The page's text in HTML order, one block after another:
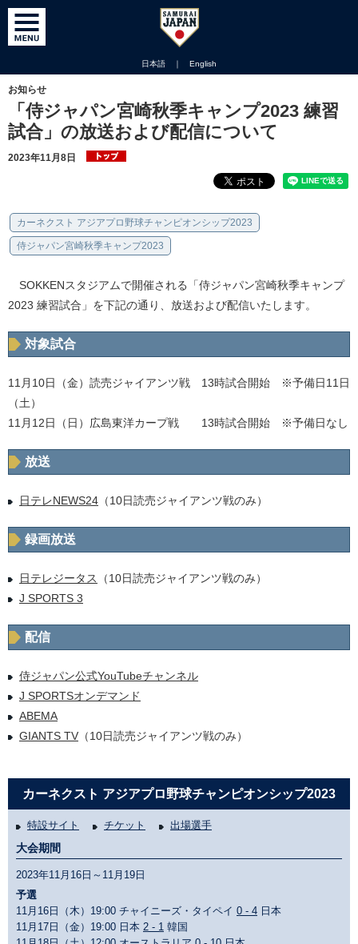
日本語 ｜ English
お知らせ
「侍ジャパン宮崎秋季キャンプ2023 練習
試合」の放送および配信について
2023年11月8日
カーネクスト アジアプロ野球チャンピオンシップ2023
侍ジャパン宮崎秋季キャンプ2023
SOKKENスタジアムで開催される「侍ジャパン宮崎秋季キャンプ
2023 練習試合」を下記の通り、放送および配信いたします。
対象試合
11月10日（金）読売ジャイアンツ戦 13時試合開始 ※予備日11日
（土）
11月12日（日）広島東洋カープ戦 13時試合開始 ※予備日なし
放送
日テレNEWS24 （10日読売ジャイアンツ戦のみ）
録画放送
日テレジータス
（10日読売ジャイアンツ戦のみ）
J SPORTS 3
配信
侍ジャパン公式YouTubeチャンネル
J SPORTSオンデマンド
ABEMA
GIANTS TV （10日読売ジャイアンツ戦のみ）
カーネクスト アジアプロ野球チャンピオンシップ2023
特設サイト チケット 出場選手
大会期間
2023年11月16日～11月19日
予選
11月16日（木）19:00 チャイニーズ・タイペイ 0 - 4 日本
11月17日（金）19:00 日本 2 - 1 韓国